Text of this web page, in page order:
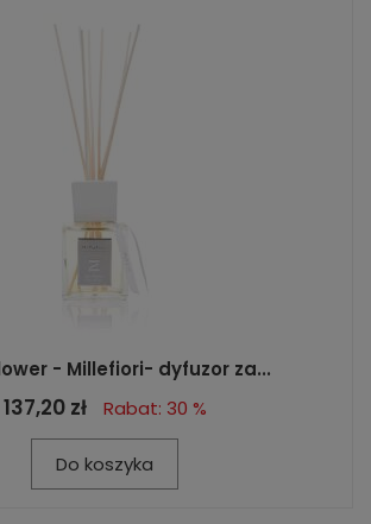
- Millefiori- dyfuzor za...
137,20 zł Rabat: 30 %
Do koszyka